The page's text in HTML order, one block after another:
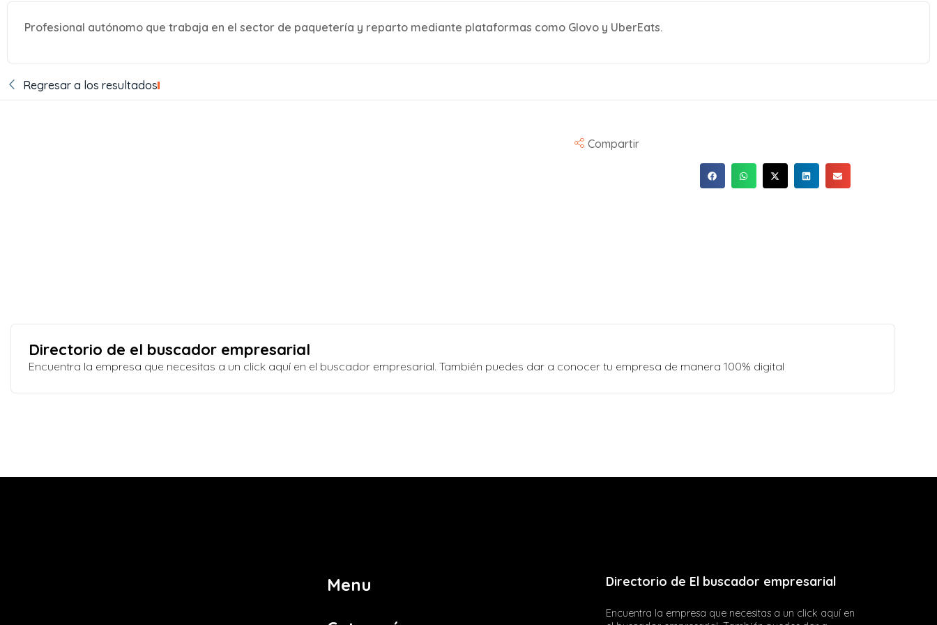
Profesional autónomo que trabaja en el sector de paquetería y reparto mediante plataformas como Glovo y UberEats.
Regresar a los resultados
Compartir
Directorio de el buscador empresarial
Encuentra la empresa que necesitas a un click aquí en el buscador empresarial. También puedes dar a conocer tu empresa de manera 100% digital
Menu Directorio de El buscador empresarial
Encuentra la empresa que necesitas a un click aquí en